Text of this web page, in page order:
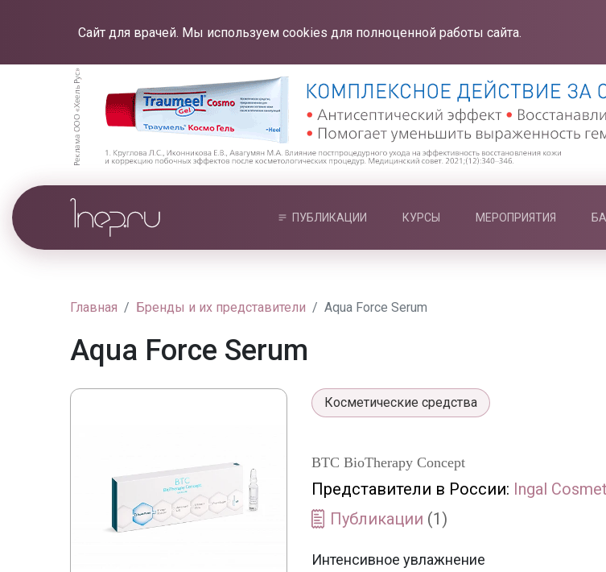
Сайт для врачей. Мы используем cookies для полноценной работы сайта.
ПУБЛИКАЦИИ КУРСЫ МЕРОПРИЯТИЯ
Главная Бренды и их представители Aqua Force Serum
Aqua Force Serum
Косметические средства
BTC BioTherapy Concept
Представители в России: Ingal
Публикации (1)
Интенсивное увлажнение